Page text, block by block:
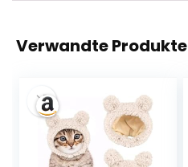
Verwandte Produkte